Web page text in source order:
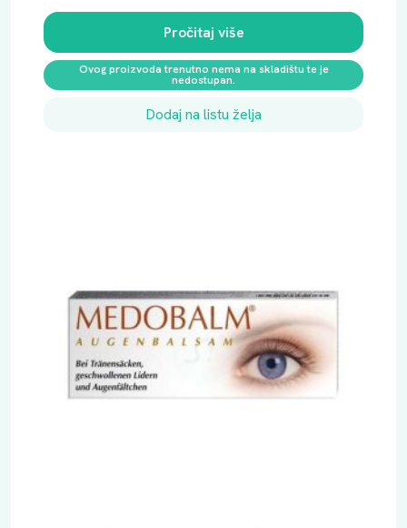
Pročitaj više
Ovog proizvoda trenutno nema na skladištu te je
nedostupan.
Dodaj na listu želja